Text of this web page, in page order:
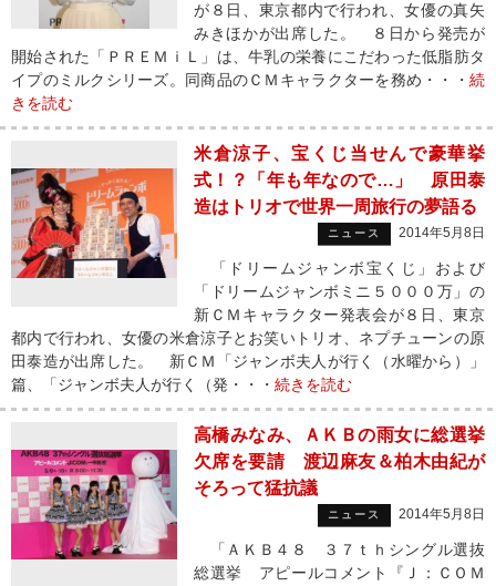
が８日、東京都内で行われ、女優の真矢
みきほかが出席した。 ８日から発売が
開始された「ＰＲＥＭｉＬ」は、牛乳の栄養にこだわった低脂肪タ
イプのミルクシリーズ。同商品のＣＭキャラクターを務め・・・ 続
きを読む
米倉涼子、宝くじ当せんで豪華挙
式！？「年も年なので…」 原田泰
造はトリオで世界一周旅行の夢語る
ニュース 2014年5月8日
「ドリームジャンボ宝くじ」および
「ドリームジャンボミニ５０００万」の
新ＣＭキャラクター発表会が８日、東京
都内で行われ、女優の米倉涼子とお笑いトリオ、ネプチューンの原
田泰造が出席した。 新ＣＭ「ジャンボ夫人が行く（水曜から）」
篇、「ジャンボ夫人が行く（発・・・ 続きを読む
高橋みなみ、ＡＫＢの雨女に総選挙
欠席を要請 渡辺麻友＆柏木由紀が
そろって猛抗議
ニュース 2014年5月8日
「ＡＫＢ４８ ３７ｔｈシングル選抜
総選挙 アピールコメント『Ｊ：ＣＯＭ